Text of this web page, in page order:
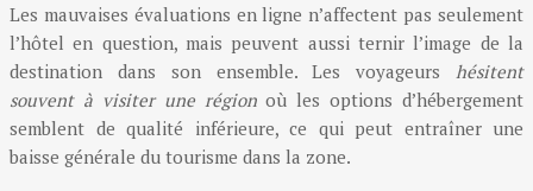
Les mauvaises évaluations en ligne n’affectent pas seulement
l’hôtel en question, mais peuvent aussi ternir l’image de la
destination dans son ensemble. Les voyageurs hésitent
souvent à visiter une régionoù les options d’hébergement
semblent de qualité inférieure, ce qui peut entraîner une
baisse générale du tourisme dans la zone.